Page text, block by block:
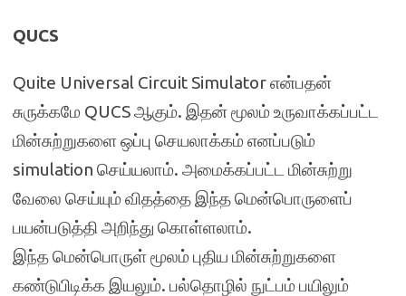
QUCS
Quite Universal Circuit Simulator என்பதன்
சுருக்கமே QUCS ஆகும். இதன் மூலம் உருவாக்கப்பட்ட
மின்சுற்றுகளை ஒப்பு செயலாக்கம் எனப்படும்
simulation செய்யலாம். அமைக்கப்பட்ட மின்சுற்று
வேலை செய்யும் விதத்தை இந்த மென்பொருளைப்
பயன்படுத்தி அறிந்து கொள்ளலாம்.
இந்த மென்பொருள் மூலம் புதிய மின்சுற்றுகளை
கண்டுபிடிக்க இயலும். பல்தொழில் நுட்பம் பயிலும்